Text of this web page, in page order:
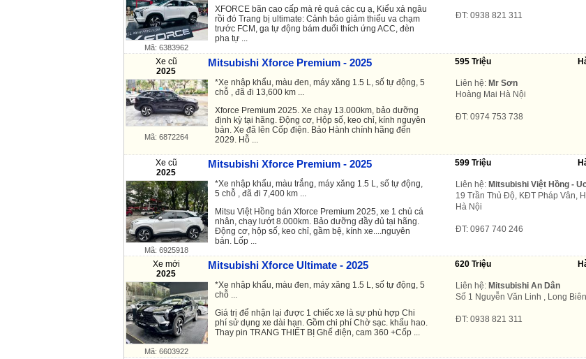
Mã: 6383962
XFORCE bãn cao cấp mà rẻ quá các cụ ạ, Kiểu xả ngâu
rồi đó Trang bị ultimate: Cảnh báo giảm thiểu va chạm
trước FCM, ga tự động bám đuổi thích ứng ACC, đèn
pha tự ...
ĐT: 0938 821 311
Xe cũ
2025
Mitsubishi Xforce Premium - 2025 595 Triệu
Mã: 6872264
*Xe nhập khẩu, màu đen, máy xăng 1.5 L, số tự động, 5
chỗ , đã đi 13,600 km ...
Xforce Premium 2025. Xe chạy 13.000km, bảo dưỡng
định kỳ tại hãng. Động cơ, Hộp số, keo chỉ, kính nguyên
bản. Xe đã lên Cốp điện. Bảo Hành chính hãng đến
2029. Hỗ ...
Liên hệ: Mr Sơn
Hoàng Mai Hà Nội
ĐT: 0974 753 738
Xe cũ
2025
Mitsubishi Xforce Premium - 2025 599 Triệu
Mã: 6925918
*Xe nhập khẩu, màu trắng, máy xăng 1.5 L, số tự động,
5 chỗ , đã đi 7,400 km ...
Mitsu Việt Hồng bán Xforce Premium 2025, xe 1 chủ cá
nhân, chạy lướt 8.000km. Bảo dưỡng đầy đủ tại hãng.
Động cơ, hộp số, keo chỉ, gầm bệ, kính xe....nguyên
bản. Lốp ...
Liên hệ: Mitsubishi Việt Hồng -
19 Trần Thủ Độ, KĐT Pháp Vân,
Hà Nội
ĐT: 0967 740 246
Xe mới
2025
Mitsubishi Xforce Ultimate - 2025 620 Triệu
Mã: 6603922
*Xe nhập khẩu, màu đen, máy xăng 1.5 L, số tự động, 5
chỗ ...
Giá trị để nhận lại được 1 chiếc xe là sự phù hợp Chi
phí sử dụng xe dài hạn. Gồm chi phí Chờ sạc. khấu hao.
Thay pin TRANG THIẾT BỊ Ghế điện, cam 360 +Cốp ...
Liên hệ: Mitsubishi An Dân
Số 1 Nguyễn Văn Linh , Long
ĐT: 0938 821 311